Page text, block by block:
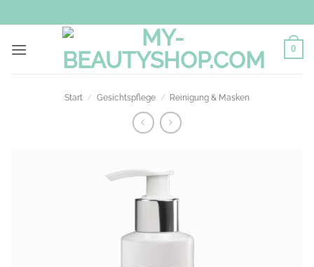
Inhalt
springen
0
Start / Gesichtspflege / Reinigung & Masken